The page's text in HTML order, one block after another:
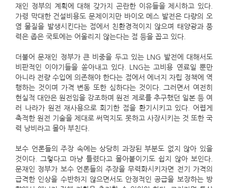
재인 정부의 계획에 대해 갖가지 곤란한 이유들을 제시하고 있다.
가령 막대한 건설비용도 문제이지만 바이오 메스 발전은 다량의 오
염 물질을 발생시킨다는 점에서 친환경적이지 않으며 태양광과 풍
력은 좁은 국토에는 어울리지 않는다는 점 등을 꼽고 있다.
더불어 문재인 정부가 큰 비중을 두고 있는 LNG 발전에 대해서도
비판적인 이야기들을 쏟아내고 있다. LNG는 고비용 연료일 뿐만
아니라 전량 수입에 의존해야 한다는 점에서 에너지 자립 정책에 역
행하는 것이며 가격 변동 또한 심하다는 것이다. 그러면서 여전히
현실적 대안은 원전임을 강조하며 원전 제로를 추구했던 일본 등 여
러 나라가 원전 재사용으로 회기한 점을 환기시키고 있다. 어렵게
축적한 원전 기술을 제대로 써먹지도 못하고 사장시키는 것 또한 국
력 낭비라고 몰아 부친다.
보수 언론들의 주장 속에는 상당히 과장된 부분도 없지 않아 있을
것이다. 그렇다고 마냥 틀렸다고 몰아붙이기도 쉽지 않아 보인다.
문재인 정부가 보수 언론들의 주장을 무력화시키자면 전기 가격의
급격한 인상을 수반하지 않으면서도 안정적인 공급을 보장하는 방